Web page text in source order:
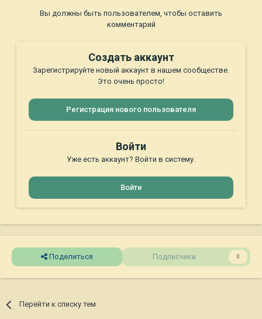
Вы должны быть пользователем, чтобы оставить
комментарий
Создать аккаунт
Зарегистрируйте новый аккаунт в нашем сообществе.
Это очень просто!
Регистрация нового пользователя
Войти
Уже есть аккаунт? Войти в систему.
Войти
Поделиться Подписчики 0
Перейти к списку тем